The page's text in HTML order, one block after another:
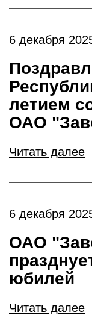
6 декабря
летием
ОАО
Читать далее
6 декабря
ОАО
юбилей
Читать далее